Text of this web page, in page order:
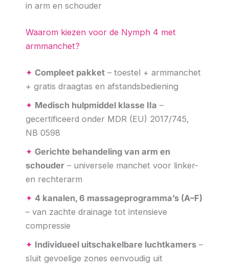
in arm en schouder
Waarom kiezen voor de Nymph 4 met
armmanchet?
✦ Compleet pakket – toestel + armmanchet
+ gratis draagtas en afstandsbediening
✦ Medisch hulpmiddel klasse IIa –
gecertificeerd onder MDR (EU) 2017/745,
NB 0598
✦ Gerichte behandeling van arm en
schouder – universele manchet voor linker-
en rechterarm
✦ 4 kanalen, 6 massageprogramma’s (A–F)
– van zachte drainage tot intensieve
compressie
✦ Individueel uitschakelbare luchtkamers –
sluit gevoelige zones eenvoudig uit